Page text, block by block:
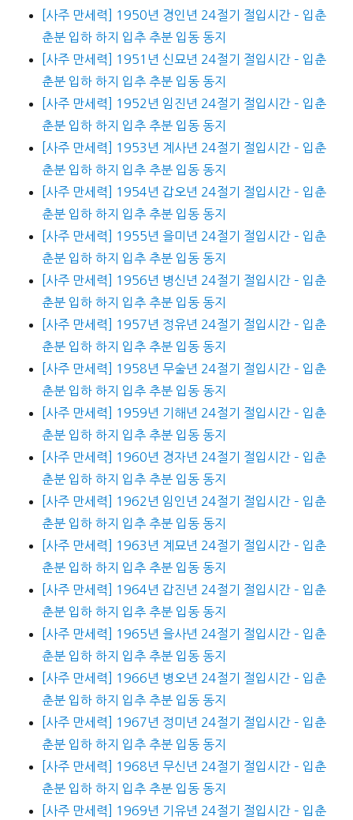
[사주 만세력] 1950년 경인년 24절기 절입시간 – 입춘
춘분 입하 하지 입추 추분 입동 동지
[사주 만세력] 1951년 신묘년 24절기 절입시간 – 입춘
춘분 입하 하지 입추 추분 입동 동지
[사주 만세력] 1952년 임진년 24절기 절입시간 – 입춘
춘분 입하 하지 입추 추분 입동 동지
[사주 만세력] 1953년 계사년 24절기 절입시간 – 입춘
춘분 입하 하지 입추 추분 입동 동지
[사주 만세력] 1954년 갑오년 24절기 절입시간 – 입춘
춘분 입하 하지 입추 추분 입동 동지
[사주 만세력] 1955년 을미년 24절기 절입시간 – 입춘
춘분 입하 하지 입추 추분 입동 동지
[사주 만세력] 1956년 병신년 24절기 절입시간 – 입춘
춘분 입하 하지 입추 추분 입동 동지
[사주 만세력] 1957년 정유년 24절기 절입시간 – 입춘
춘분 입하 하지 입추 추분 입동 동지
[사주 만세력] 1958년 무술년 24절기 절입시간 – 입춘
춘분 입하 하지 입추 추분 입동 동지
[사주 만세력] 1959년 기해년 24절기 절입시간 – 입춘
춘분 입하 하지 입추 추분 입동 동지
[사주 만세력] 1960년 경자년 24절기 절입시간 – 입춘
춘분 입하 하지 입추 추분 입동 동지
[사주 만세력] 1962년 임인년 24절기 절입시간 – 입춘
춘분 입하 하지 입추 추분 입동 동지
[사주 만세력] 1963년 계묘년 24절기 절입시간 – 입춘
춘분 입하 하지 입추 추분 입동 동지
[사주 만세력] 1964년 갑진년 24절기 절입시간 – 입춘
춘분 입하 하지 입추 추분 입동 동지
[사주 만세력] 1965년 을사년 24절기 절입시간 – 입춘
춘분 입하 하지 입추 추분 입동 동지
[사주 만세력] 1966년 병오년 24절기 절입시간 – 입춘
춘분 입하 하지 입추 추분 입동 동지
[사주 만세력] 1967년 정미년 24절기 절입시간 – 입춘
춘분 입하 하지 입추 추분 입동 동지
[사주 만세력] 1968년 무신년 24절기 절입시간 – 입춘
춘분 입하 하지 입추 추분 입동 동지
[사주 만세력] 1969년 기유년 24절기 절입시간 – 입춘